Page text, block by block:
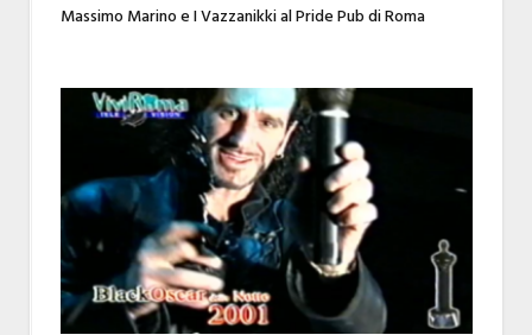
Massimo Marino e I Vazzanikki al Pride Pub di Roma